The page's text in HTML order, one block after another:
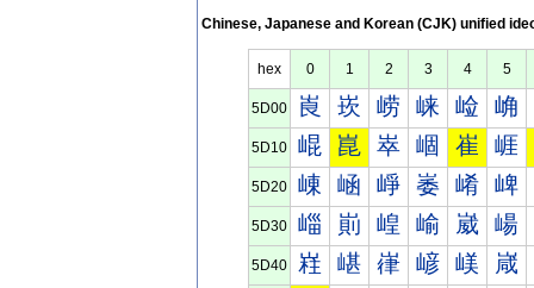
Chinese, Japanese and Korean (CJK) unified
hex 0 1 2 3 4 5
5D00 崀 崁 崂 崃 崄 崅
5D10 崐 崑 崒 崓 崔 崕
5D20 崠 崡 崢 崣 崤 崥
5D30 崰 崱 崲 崳 崴 崵
5D40 嵀 嵁 嵂 嵃 嵄 嵅